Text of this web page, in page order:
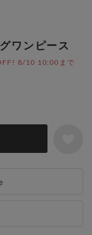
ワンピース
8/10 10:00まで